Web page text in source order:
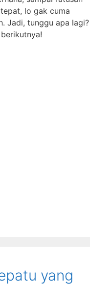
lo gak cuma
Jadi, tunggu apa lagi?
yang